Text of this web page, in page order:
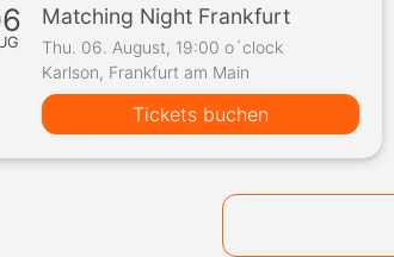
Matching Night Frankfurt
Thu. 06. August, 19:00 o´clock
Karlson, Frankfurt am Main
Tickets buchen